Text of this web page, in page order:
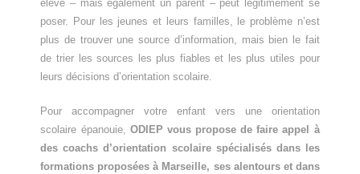
élève – mais également un parent – peut légitimement se
poser. Pour les jeunes et leurs familles, le problème n’est
plus de trouver une source d’information, mais bien le fait
de trier les sources les plus fiables et les plus utiles pour
leurs décisions d’orientation scolaire.
Pour accompagner votre enfant vers une orientation
scolaire épanouie, ODIEP vous propose de faire appel à
des coachs d’orientation scolaire spécialisés dans les
formations proposées à Marseille, ses alentours et dans